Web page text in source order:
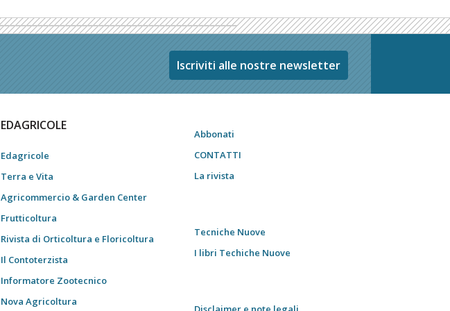
Iscriviti alle nostre newsletter
EDAGRICOLE
Edagricole
Terra e Vita
Agricommercio & Garden Center
Frutticoltura
Rivista di Orticoltura e Floricoltura
Il Contoterzista
Informatore Zootecnico
Nova Agricoltura
Abbonati
CONTATTI
La rivista
Tecniche Nuove
I libri Techiche Nuove